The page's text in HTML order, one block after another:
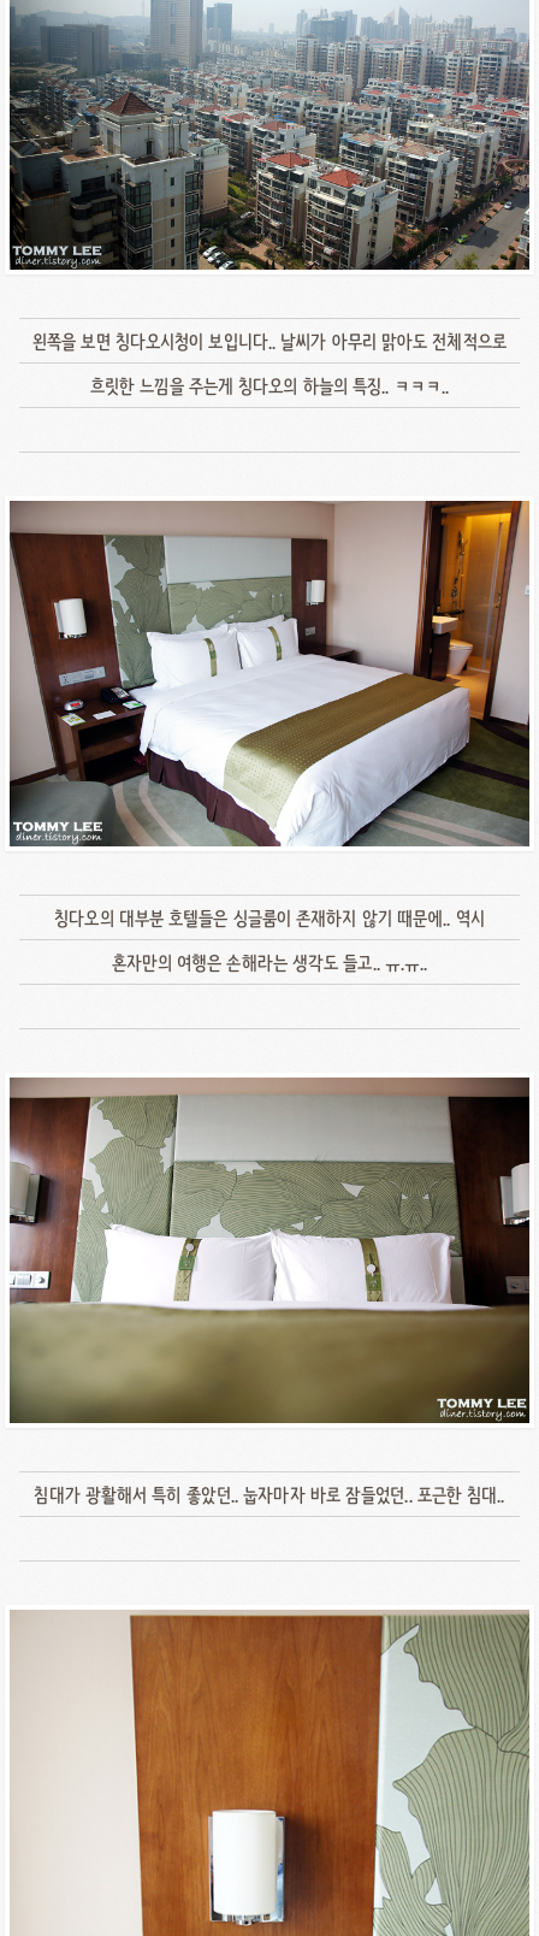
왼쪽을 보면 칭다오시청이 보입니다.. 날씨가 아무리 맑아도 전체적으로
흐릿한 느낌을 주는게 칭다오의 하늘의 특징.. ㅋㅋㅋ..
칭다오의 대부분 호텔들은 싱글룸이 존재하지 않기 때문에.. 역시
혼자만의 여행은 손해라는 생각도 들고.. ㅠ.ㅠ..
침대가 광활해서 특히 좋았던.. 눕자마자 바로 잠들었던.. 포근한 침대..